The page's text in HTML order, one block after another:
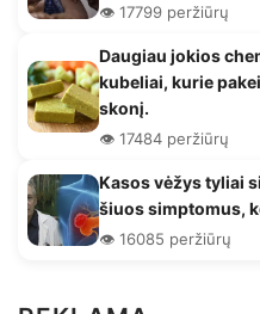
👁️ 17799 peržiūrų
Daugiau jokios
kubeliai, kurie
skonį.
👁️ 17484 peržiūrų
Kasos vėžys tyliai
šiuos simptomus,
👁️ 16085 peržiūrų